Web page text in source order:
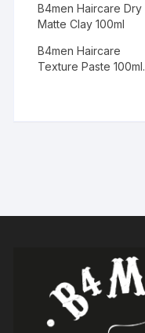
B4men Haircare Dry
Matte Clay 100ml
B4men Haircare
Texture Paste 100ml.